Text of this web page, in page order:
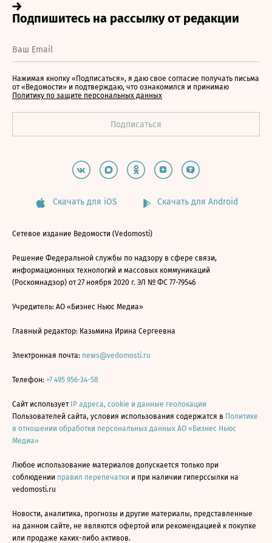
Нажимая кнопку «Подписаться», я даю свое согласие получать письма
от «Ведомости» и подтверждаю, что ознакомился и принимаю
Политику по защите персональных данных
Скачать для iOS Скачать для Android
Сетевое издание Ведомости (Vedomosti)
Решение Федеральной службы по надзору в сфере связи,
информационных технологий и массовых коммуникаций
(Роскомнадзор) от 27 ноября 2020 г. ЭЛ № ФС 77-79546
Учредитель: АО «Бизнес Ньюс Медиа»
Главный редактор: Казьмина Ирина Сергеевна
Электронная почта: news@vedomosti.ru
Телефон: +7 495 956-34-58
Сайт использует IP адреса, cookie и данные геолокации
Пользователей сайта, условия использования содержатся в Политике
в отношении обработки персональных данных АО «Бизнес Ньюс
Медиа»
Любое использование материалов допускается только при
соблюдении правил перепечатки и при наличии гиперссылки на
vedomosti.ru
Новости, аналитика, прогнозы и другие материалы, представленные
на данном сайте, не являются офертой или рекомендацией к покупке
или продаже каких-либо активов.